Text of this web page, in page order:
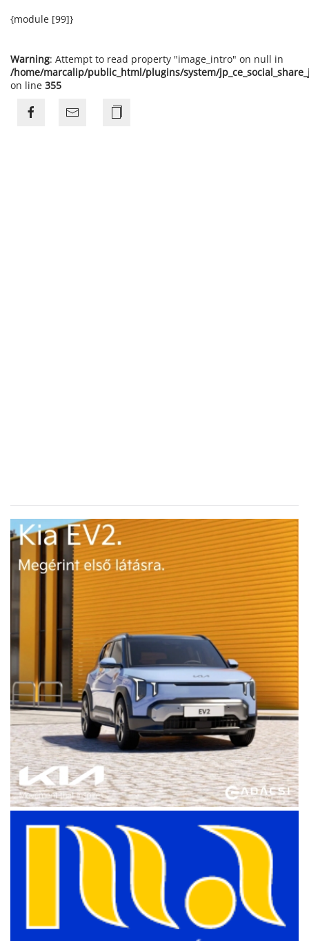
{module [99]}
Warning: Attempt to read property "image_intro" on null in
/home/marcalip/public_html/plugins/system/
on line 355